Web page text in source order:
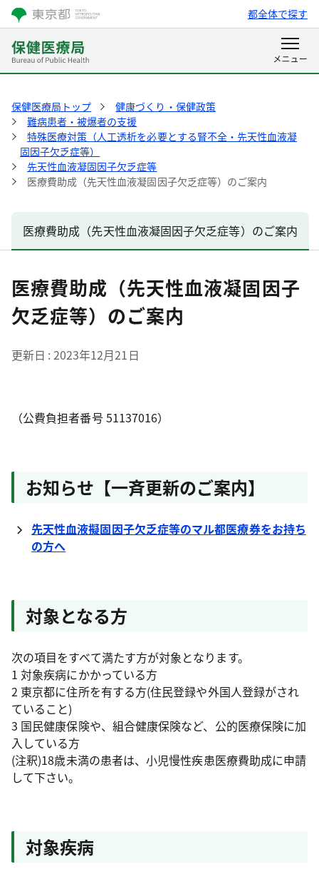
都全体で探す
保健医療局トップ
健康づくり・保健政策
難病患者・被爆者の支援
特殊医療対策（人工透析を必要とする腎不全・先天性血液凝
固因子欠乏症等）
先天性血液凝固因子欠乏症等
医療費助成（先天性血液凝固因子欠乏症等）のご案内
医療費助成（先天性血液凝固因子欠乏症等）のご案内
医療費助成（先天性血液凝固因子
欠乏症等）のご案内
更新日 2023年12月21日
（公費負担者番号 51137016）
お知らせ【一斉更新のご案内】
先天性血液擬固因子欠乏症等のマル都医療券をお持ち
の方へ
対象となる方
次の項目をすべて満たす方が対象となります。
1 対象疾病にかかっている方
2 東京都に住所を有する方(住民登録や外国人登録がされ
ていること)
3 国民健康保険や、組合健康保険など、公的医療保険に加
入している方
(注釈)18歳未満の患者は、小児慢性疾患医療費助成に申請
して下さい。
対象疾病